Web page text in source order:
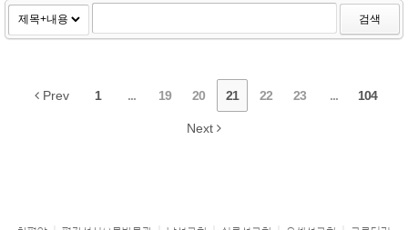
검색
Prev 1 ... 19 20 21 22 23 ... 104
Next